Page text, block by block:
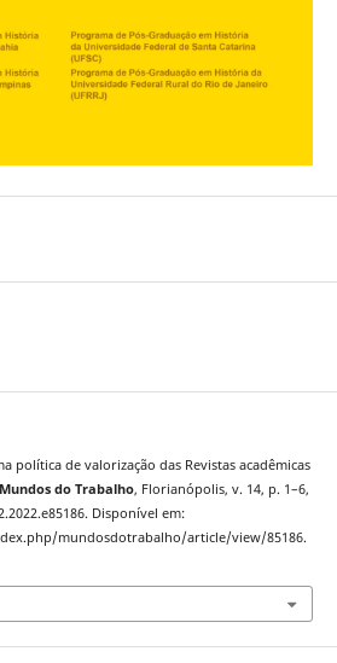
política de valorização das Revistas acadêmicas
do Trabalho, Florianópolis, v. 14, p. 1–6,
Disponível em:
mundosdotrabalho/article/view/85186.